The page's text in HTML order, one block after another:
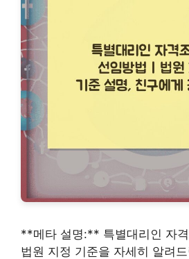
**메타 설명:** 특별대리인 자
법원 지정 기준을 자세히 알려